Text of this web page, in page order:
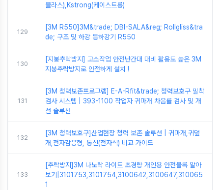
블라스),Kstrong(케이스트롱)
129
[3M R550]3M&trade; DBI-SALA&reg; Rollgliss&tra
de; 구조 및 하강 등하강기 R550
130
[지붕추락방지] 고소작업 안전난간대 대비 활용도 높은 3M
지붕추락방지로 안전하게 설치 !
131
[3M 청력보존프로그램] E-A-Rfit&trade; 청력보호구 밀착
검사 시스템 | 393-1100 작업자 귀마개 차음률 검사 및 개
선 솔루션
132
[3M 청력보호구]산업현장 청력 보존 솔루션 | 귀마개,귀덮
개,전자감응형, 통신(전자식) 비교 가이드
133
[추락방지]3M 나노락 라이트 초경량 개인용 안전블록 알아
보기|3101753,3101754,3100642,3100647,310065
1